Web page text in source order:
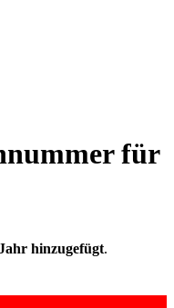
für
hinzugefügt.